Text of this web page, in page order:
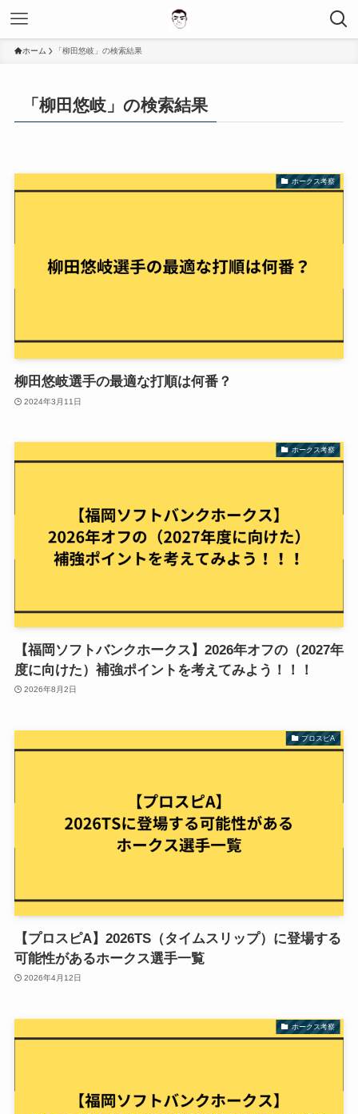
ホーム 「柳田悠岐」の検索結果
「柳田悠岐」の検索結果
ホークス考察
柳田悠岐選手の最適な打順は何番？
2024年3月11日
ホークス考察
【福岡ソフトバンクホークス】2026年オフの（2027年
度に向けた）補強ポイントを考えてみよう！！！
2026年8月2日
プロスピA
【プロスピA】2026TS（タイムスリップ）に登場する
可能性があるホークス選手一覧
2026年4月12日
ホークス考察